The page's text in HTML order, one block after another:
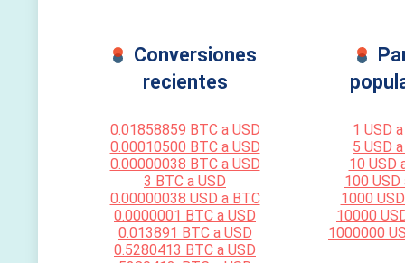
Conversiones
recientes
0.01858859 BTC a USD
0.00010500 BTC a USD
0.00000038 BTC a USD
3 BTC a USD
0.00000038 USD a BTC
0.0000001 BTC a USD
0.013891 BTC a USD
0.5280413 BTC a USD
1 USD
5 USD
10 USD
100 USD
1000
10000
1000000